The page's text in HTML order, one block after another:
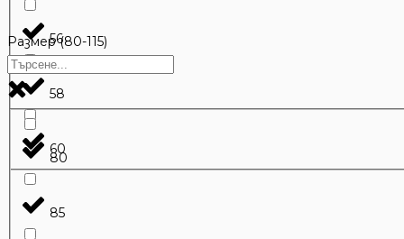
56
58
60
Размер (80-115)
80
85